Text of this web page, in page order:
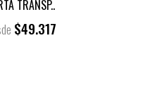
TRANSP..
$49.317